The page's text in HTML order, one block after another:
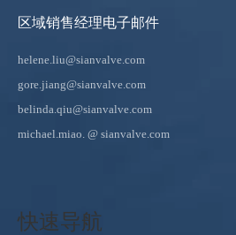
区域销售经理电子邮件
helene.liu@sianvalve.com
gore.jiang@sianvalve.com
belinda.qiu@sianvalve.com
michael.miao. @ sianvalve.com
快速导航